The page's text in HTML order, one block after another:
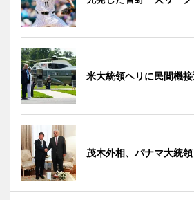
米大統領ヘリに民間機
茂木外相、パナマ大統